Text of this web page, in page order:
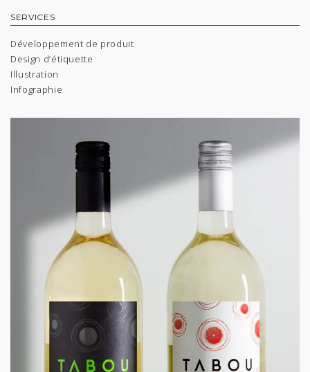
SERVICES
Développement de produit
Design d’étiquette
Illustration
Infographie